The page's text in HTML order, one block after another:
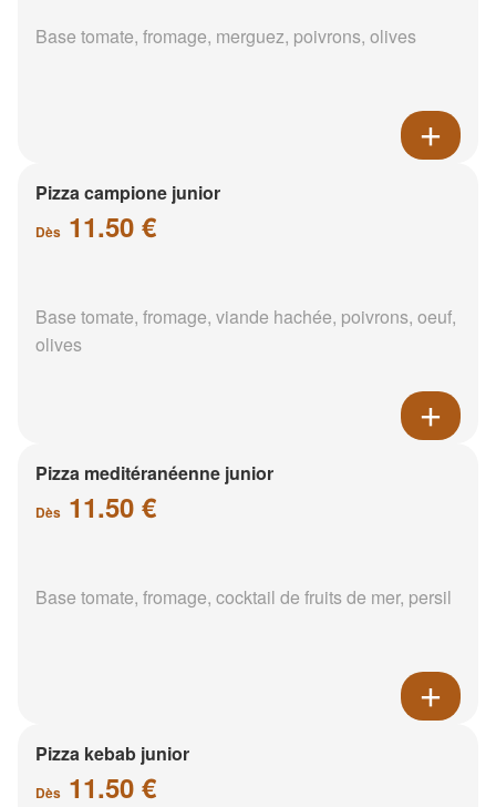
Base tomate, fromage, merguez, poivrons, olives
Pizza campione junior
Dès 11.50 €
Base tomate, fromage, viande hachée, poivrons, oeuf,
olives
Pizza meditéranéenne junior
Dès 11.50 €
Base tomate, fromage, cocktail de fruits de mer, persil
Pizza kebab junior
Dès 11.50 €